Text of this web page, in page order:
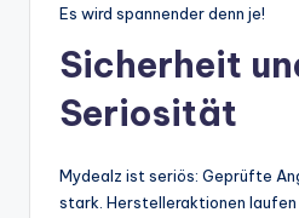
Es wird spannender denn je!
Sicherheit
Seriosität
Mydealz ist seriös: Geprüfte
stark. Herstelleraktionen laufen